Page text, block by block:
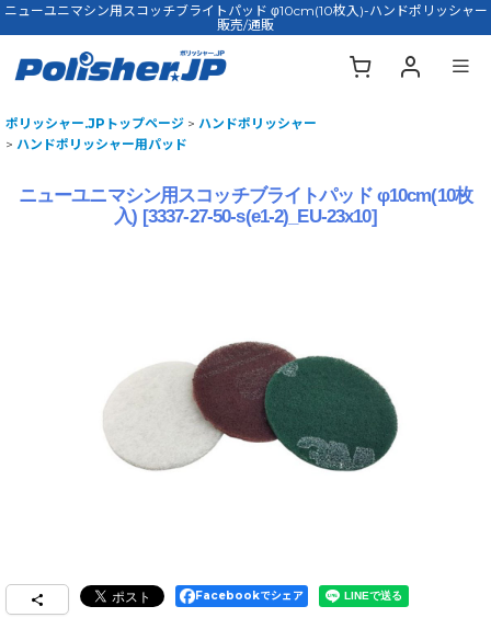
ニューユニマシン用スコッチブライトパッド φ10cm(10枚入)-ハンドポリッシャー
販売/通販
ポリッシャー.JPトップページ > ハンドポリッシャー
> ハンドポリッシャー用パッド
ニューユニマシン用スコッチブライトパッド φ10cm(10枚
入) [3337-27-50-s(e1-2)_EU-23x10]
Facebookでシェア